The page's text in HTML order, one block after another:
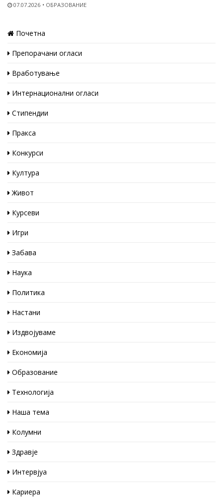
07.07.2026 ОБРАЗОВАНИЕ
Почетна
Препорачани огласи
Вработување
Интернационални огласи
Стипендии
Пракса
Конкурси
Култура
Живот
Курсеви
Игри
Забава
Наука
Политика
Настани
Издвојуваме
Економија
Образование
Технологија
Наша тема
Колумни
Здравје
Интервјуа
Кариера